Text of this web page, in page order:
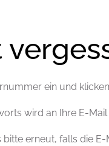
ein und
wird an Ihre E-
erneut, falls die